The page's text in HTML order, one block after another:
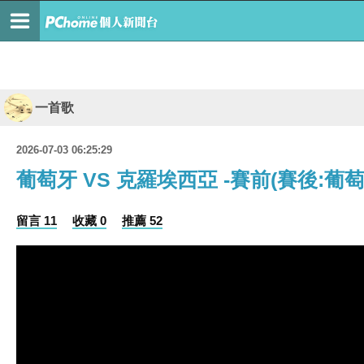
一首歌
2026-07-03 06:25:29
葡萄牙 VS 克羅埃西亞 -賽前(賽後:葡
留言 11 收藏 0 推薦 52